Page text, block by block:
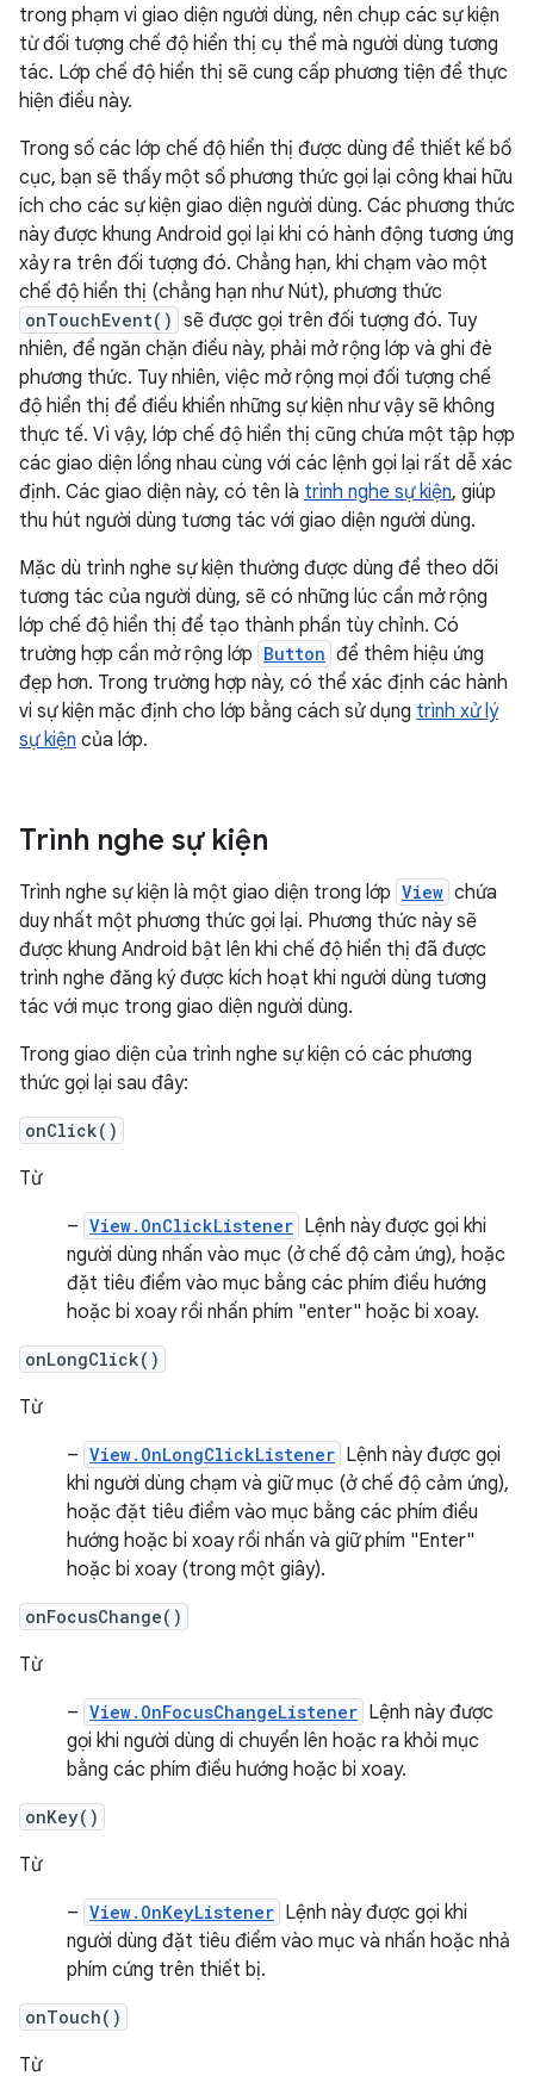
trong phạm vi giao diện người dùng, nên chụp các sự kiện
từ đối tượng chế độ hiển thị cụ thể mà người dùng tương
tác. Lớp chế độ hiển thị sẽ cung cấp phương tiện để thực
hiện điều này.
Trong số các lớp chế độ hiển thị được dùng để thiết kế bố
cục, bạn sẽ thấy một số phương thức gọi lại công khai hữu
ích cho các sự kiện giao diện người dùng. Các phương thức
này được khung Android gọi lại khi có hành động tương ứng
xảy ra trên đối tượng đó. Chẳng hạn, khi chạm vào một
chế độ hiển thị (chẳng hạn như Nút), phương thức
onTouchEvent() sẽ được gọi trên đối tượng đó. Tuy
nhiên, để ngăn chặn điều này, phải mở rộng lớp và ghi đè
phương thức. Tuy nhiên, việc mở rộng mọi đối tượng chế
độ hiển thị để điều khiển những sự kiện như vậy sẽ không
thực tế. Vì vậy, lớp chế độ hiển thị cũng chứa một tập hợp
các giao diện lồng nhau cùng với các lệnh gọi lại rất dễ xác
định. Các giao diện này, có tên là trình nghe sự kiện, giúp
thu hút người dùng tương tác với giao diện người dùng.
Mặc dù trình nghe sự kiện thường được dùng để theo dõi
tương tác của người dùng, sẽ có những lúc cần mở rộng
lớp chế độ hiển thị để tạo thành phần tùy chỉnh. Có
trường hợp cần mở rộng lớp Button để thêm hiệu ứng
đẹp hơn. Trong trường hợp này, có thể xác định các hành
vi sự kiện mặc định cho lớp bằng cách sử dụng trình xử lý
sự kiện của lớp.
Trình nghe sự kiện
Trình nghe sự kiện là một giao diện trong lớp View chứa
duy nhất một phương thức gọi lại. Phương thức này sẽ
được khung Android bật lên khi chế độ hiển thị đã được
trình nghe đăng ký được kích hoạt khi người dùng tương
tác với mục trong giao diện người dùng.
Trong giao diện của trình nghe sự kiện có các phương
thức gọi lại sau đây:
onClick()
Từ
– View.OnClickListener Lệnh này được gọi khi
người dùng nhấn vào mục (ở chế độ cảm ứng), hoặc
đặt tiêu điểm vào mục bằng các phím điều hướng
hoặc bi xoay rồi nhấn phím "enter" hoặc bi xoay.
onLongClick()
Từ
– View.OnLongClickListener Lệnh này được gọi
khi người dùng chạm và giữ mục (ở chế độ cảm ứng),
hoặc đặt tiêu điểm vào mục bằng các phím điều
hướng hoặc bi xoay rồi nhấn và giữ phím "Enter"
hoặc bi xoay (trong một giây).
onFocusChange()
Từ
– View.OnFocusChangeListener Lệnh này được
gọi khi người dùng di chuyển lên hoặc ra khỏi mục
bằng các phím điều hướng hoặc bi xoay.
onKey()
Từ
– View.OnKeyListener Lệnh này được gọi khi
người dùng đặt tiêu điểm vào mục và nhấn hoặc nhả
phím cứng trên thiết bị.
onTouch()
Từ